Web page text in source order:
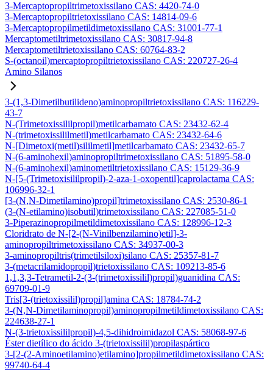
3-Mercaptopropiltrimetoxissilano CAS: 4420-74-0
3-Mercaptopropiltrietoxissilano CAS: 14814-09-6
3-Mercaptopropilmetildimetoxissilano CAS: 31001-77-1
Mercaptometiltrimetoxissilano CAS: 30817-94-8
Mercaptometiltrietoxissilano CAS: 60764-83-2
S-(octanoil)mercaptopropiltrietoxissilano CAS: 220727-26-4
Amino Silanos
3-(1,3-Dimetilbutilideno)aminopropiltrietoxissilano CAS: 116229-
43-7
N-(Trimetoxissililpropil)metilcarbamato CAS: 23432-62-4
N-(trimetoxissililmetil)metilcarbamato CAS: 23432-64-6
N-[Dimetoxi(metil)sililmetil]metilcarbamato CAS: 23432-65-7
N-(6-aminohexil)aminopropiltrimetoxissilano CAS: 51895-58-0
N-(6-aminohexil)aminometiltrietoxissilano CAS: 15129-36-9
N-[5-(Trimetoxisililpropil)-2-aza-1-oxopentil]caprolactama CAS:
106996-32-1
[3-(N,N-Dimetilamino)propil]trimetoxissilano CAS: 2530-86-1
(3-(N-etilamino)isobutil)trimetoxissilano CAS: 227085-51-0
3-Piperazinopropilmetildimetoxissilano CAS: 128996-12-3
Cloridrato de N-[2-(N-Vinilbenzilamino)etil]-3-
aminopropiltrimetoxissilano CAS: 34937-00-3
3-aminopropiltris(trimetilsiloxi)silano CAS: 25357-81-7
3-(metacrilamidopropil)trietoxissilano CAS: 109213-85-6
1,1,3,3-Tetrametil-2-(3-(trimetoxissilil)propil)guanidina CAS:
69709-01-9
Tris[3-(trietoxissilil)propil]amina CAS: 18784-74-2
3-(N,N-Dimetilaminopropil)aminopropilmetildimetoxissilano CAS:
224638-27-1
N-(3-trietoxissililpropil)-4,5-dihidroimidazol CAS: 58068-97-6
Éster dietílico do ácido 3-(trietoxissilil)propilaspártico
3-[2-(2-Aminoetilamino)etilamino]propilmetildimetoxissilano CAS:
99740-64-4